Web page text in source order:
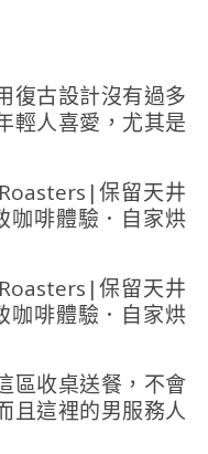
復古設計沒有過多
輕人喜愛，尤其是
區收桌送餐，不會
且這裡的男服務人